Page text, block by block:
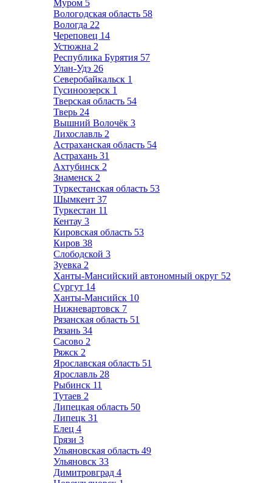
Муром 5
Вологодская область 58
Вологда 22
Череповец 14
Устюжна 2
Республика Бурятия 57
Улан-Удэ 26
Северобайкальск 1
Гусиноозерск 1
Тверская область 54
Тверь 24
Вышний Волочёк 3
Лихославль 2
Астраханская область 54
Астрахань 31
Ахтубинск 2
Знаменск 2
Туркестанская область 53
Шымкент 37
Туркестан 11
Кентау 3
Кировская область 53
Киров 38
Слободской 3
Зуевка 2
Ханты-Мансийский автономный округ 52
Сургут 14
Ханты-Мансийск 10
Нижневартовск 7
Рязанская область 51
Рязань 34
Сасово 2
Ряжск 2
Ярославская область 51
Ярославль 28
Рыбинск 11
Тутаев 2
Липецкая область 50
Липецк 31
Елец 4
Грязи 3
Ульяновская область 49
Ульяновск 33
Димитровград 4